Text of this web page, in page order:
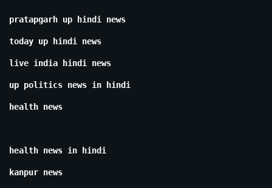
pratapgarh up hindi news
today up hindi news
live india hindi news
up politics news in hindi
health news
health news in hindi
kanpur news